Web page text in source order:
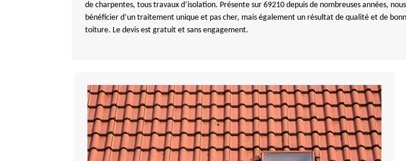
de charpentes, tous travaux d’isolation. Présente sur 69210 depuis de nombreuses années,
bénéficier d’un traitement unique et pas cher, mais également un résultat de qualité et de
toiture. Le devis est gratuit et sans engagement.